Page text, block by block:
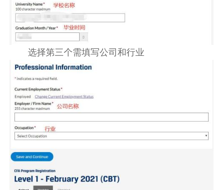
选择第三个需填写公司和行业